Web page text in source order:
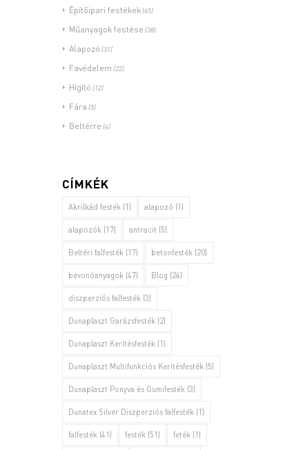
Építőipari festékek (65)
Műanyagok festése (38)
Alapozó (31)
Favédelem (22)
Hígító (12)
Fára (5)
Beltérre (4)
CÍMKÉK
Akrilkád festék (1) alapozó (1)
alapozók (17) antracit (5)
Beltéri falfesték (17) betonfesték (20)
bevonóanyagok (47) Blog (24)
diszperziós falfesték (3)
Dunaplaszt Garázsfesték (2)
Dunaplaszt Kerítésfesték (1)
Dunaplaszt Multifunkciós Kerítésfesték (5)
Dunaplaszt Ponyva és Gumifesték (3)
Dunatex Silver Diszperziós falfesték (1)
falfesték (41) festék (51) feték (1)